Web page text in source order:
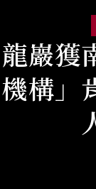
龍巖獲
機構」